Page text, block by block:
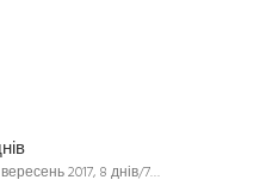
2017, 8 днів/7…